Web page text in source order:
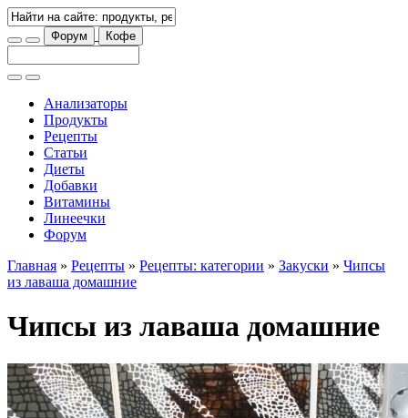
Форум Кофе
Анализаторы
Продукты
Рецепты
Статьи
Диеты
Добавки
Витамины
Линеечки
Форум
Главная » Рецепты » Рецепты: категории » Закуски » Чипсы
из лаваша домашние
Чипсы из лаваша домашние